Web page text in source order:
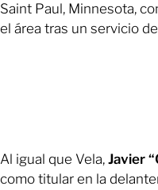
Saint Paul, Minnesota,
el área tras un servicio
Al igual que Vela, Javier
como titular en la